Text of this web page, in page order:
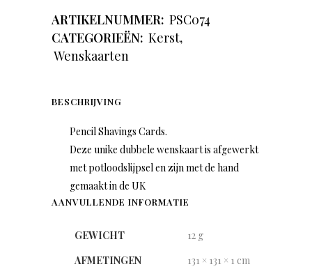
ARTIKELNUMMER: PSC074
CATEGORIEËN: Kerst,
Wenskaarten
BESCHRIJVING
Pencil Shavings Cards.
Deze unike dubbele wenskaart is afgewerkt
met potloodslijpsel en zijn met de hand
gemaakt in de UK
AANVULLENDE INFORMATIE
GEWICHT
12 g
AFMETINGEN
131 × 131 × 1 cm